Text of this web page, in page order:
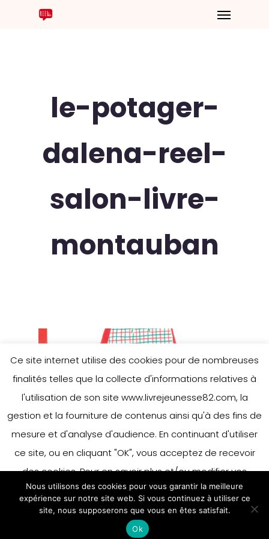
le-potager-
dalena-reel-
salon-livre-
montauban
Ce site internet utilise des cookies pour de nombreuses
finalités telles que la collecte d'informations relatives à
l'utilisation de son site www.livrejeunesse82.com, la
gestion et la fourniture de contenus ainsi qu'à des fins de
mesure et d'analyse d'audience. En continuant d'utiliser
ce site, ou en cliquant "OK", vous acceptez de recevoir
des cookies. Pour en savoir plus et/ou modifier vos
préférences en matière de cookies, merci de vous référer
à notre politique sur les cookies.
Accepter
En savoir plus
Nous utilisons des cookies pour vous garantir la meilleure
expérience sur notre site web. Si vous continuez à utiliser ce
site, nous supposerons que vous en êtes satisfait.
Ok